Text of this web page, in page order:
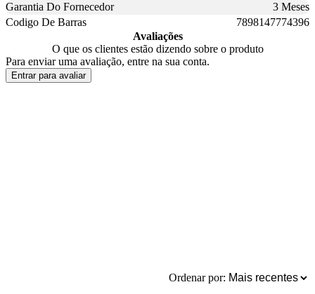
Garantia Do Fornecedor
3 Meses
Codigo De Barras
7898147774396
Avaliações
O que os clientes estão dizendo sobre o produto
Para enviar uma avaliação, entre na sua conta.
Entrar para avaliar
Ordenar por: